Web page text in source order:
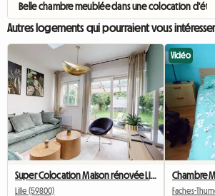
Belle chambre meublée dans une colocation
Autres logements qui pourraient vous
Super Colocation Maison rénovée Lille
Lille (59800)
Vidéo
Faches-